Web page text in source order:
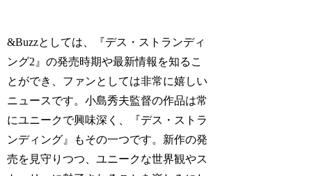
&Buzzとしては、『デス・ストランディ
ング2』の発売時期や最新情報を知るこ
とができ、ファンとしては非常に嬉しい
ニュースです。小島秀夫監督の作品は常
にユニークで興味深く、『デス・ストラ
ンディング』もその一つです。新作の発
売を見守りつつ、ユニークな世界観やス